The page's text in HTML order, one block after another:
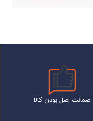
ضمانت اصل بودن کالا